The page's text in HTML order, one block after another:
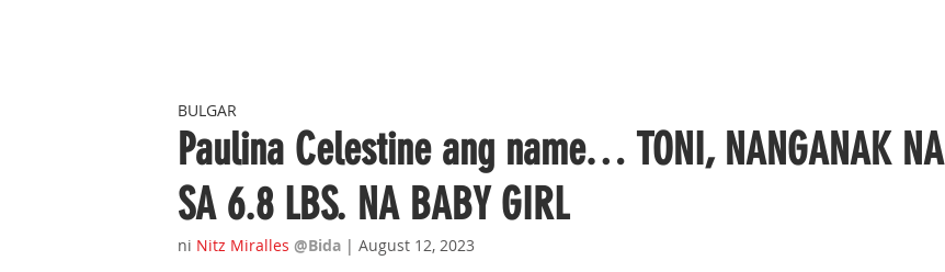
Paulina Celestine ang name… TONI, NANGANAK NA
SA 6.8 LBS. NA BABY GIRL
BULGAR
ni Nitz Miralles @Bida | August 12, 2023